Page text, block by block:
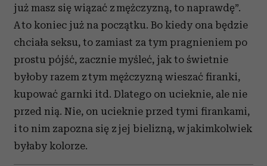
już masz się wiązać z mężczyzną, to naprawdę”.
A to koniec już na początku. Bo kiedy ona będzie
chciała seksu, to zamiast za tym pragnieniem po
prostu pójść, zacznie myśleć, jak to świetnie
byłoby razem z tym mężczyzną wieszać firanki,
kupować garnki itd. Dlatego on ucieknie, ale nie
przed nią. Nie, on ucieknie przed tymi firankami,
i to nim zapozna się z jej bielizną, w jakimkolwiek
byłaby kolorze.